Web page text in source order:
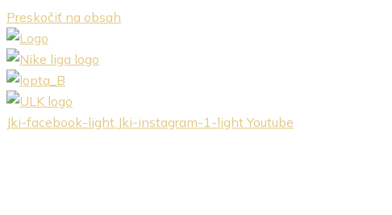
Preskočiť na obsah
Jki-facebook-light Jki-instagram-1-light Youtube